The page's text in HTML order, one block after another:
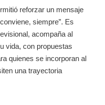
reforzar un mensaje
siempre”. Es
acompaña al
vida, con propuestas
quienes se incorporan al
una trayectoria